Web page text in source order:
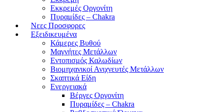
Εκκρεμές Οργονίτη
Πυραμίδες – Chakra
Νεες Προσφορες
Εξειδικευμένα
Κάμερες Βυθού
Μαγνήτες Μετάλλων
Εντοπισμός Καλωδίων
Βιομηχανικοί Ανιχνευτές Μετάλλων
Σκαπτικά Είδη
Ενεργειακά
Βέργες Οργονίτη
Πυραμίδες – Chakra